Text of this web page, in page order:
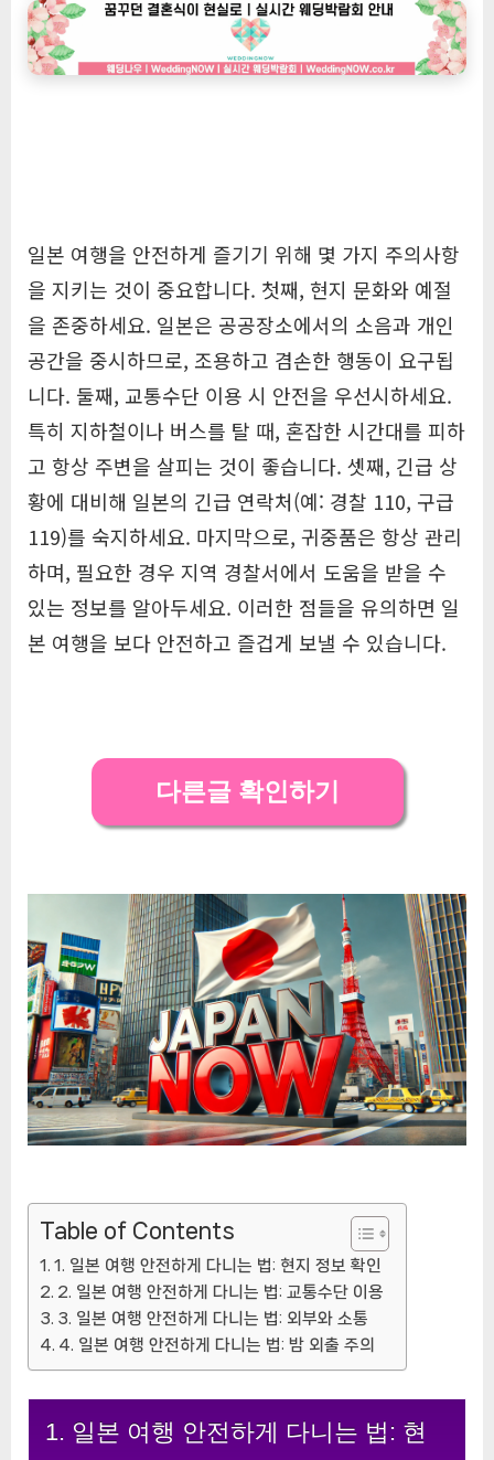
전
의
일본 여행을 안전하게 즐기기 위해 몇 가지 주의사항
을 지키는 것이 중요합니다. 첫째, 현지 문화와 예절
을 존중하세요. 일본은 공공장소에서의 소음과 개인
공간을 중시하므로, 조용하고 겸손한 행동이 요구됩
니다. 둘째, 교통수단 이용 시 안전을 우선시하세요.
특히 지하철이나 버스를 탈 때, 혼잡한 시간대를 피하
고 항상 주변을 살피는 것이 좋습니다. 셋째, 긴급 상
황에 대비해 일본의 긴급 연락처(예: 경찰 110, 구급
119)를 숙지하세요. 마지막으로, 귀중품은 항상 관리
하며, 필요한 경우 지역 경찰서에서 도움을 받을 수
있는 정보를 알아두세요. 이러한 점들을 유의하면 일
본 여행을 보다 안전하고 즐겁게 보낼 수 있습니다.
다른글 확인하기
Table of Contents
1. 일본 여행 안전하게 다니는 법: 현지 정보 확인
2. 일본 여행 안전하게 다니는 법: 교통수단 이용
3. 일본 여행 안전하게 다니는 법: 외부와 소통
4. 일본 여행 안전하게 다니는 법: 밤 외출 주의
1. 일본 여행 안전하게 다니는 법: 현